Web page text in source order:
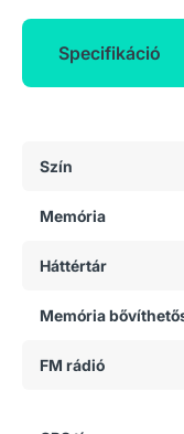
Specifikáció
Szín
Memória
Háttértár
Memória
FM rádió